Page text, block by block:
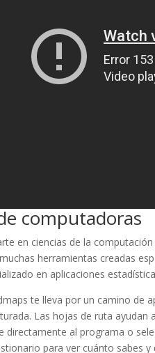
computadoras
en ciencias de la
herramientas creadas
en aplicaciones
te lleva por un camino de
Las hojas de ruta
directamente al programa o
para ver cuánto sabes